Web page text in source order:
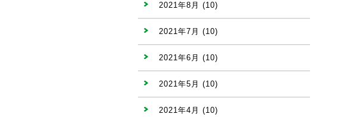
2021年8月 (10)
2021年7月 (10)
2021年6月 (10)
2021年5月 (10)
2021年4月 (10)